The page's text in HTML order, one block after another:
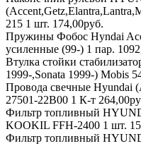
215 1 шт. 174,00руб.
Пружины Фобос Hyndai
усиленные (99-) 1 пар.
Втулка стойки
1999-,Sonata 1999-) Mobis
Провода свечные Hyundai
27501-22B00 1 К-т
Фильтр топливный
KOOKIL FFH-2400 1 шт.
Фильтр топливный